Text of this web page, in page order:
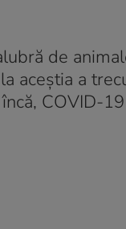
de
aceștia a
COVID-